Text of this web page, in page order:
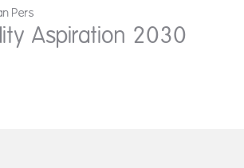
Pers
Aspiration 2030